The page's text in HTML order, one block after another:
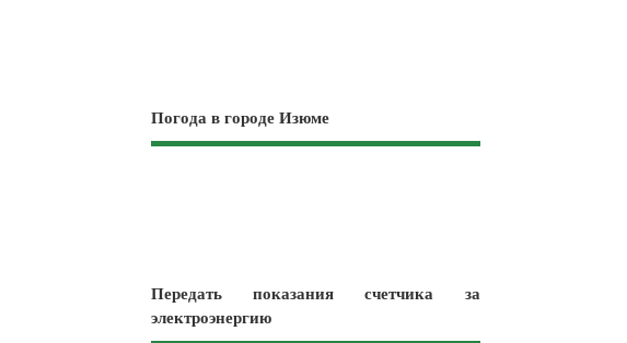
Погода в городе Изюме
Передать показания счетчика за
электроэнергию